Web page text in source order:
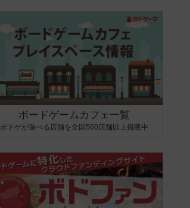
ボードゲームカフェ一覧
ボドゲが遊べる店舗を全国500店舗以上掲載中